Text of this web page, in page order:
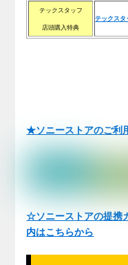
テックスタッフ
店頭購入特典
テックスタ
★ソニーストアのご利
☆ソニーストアの提携
内はこちらから